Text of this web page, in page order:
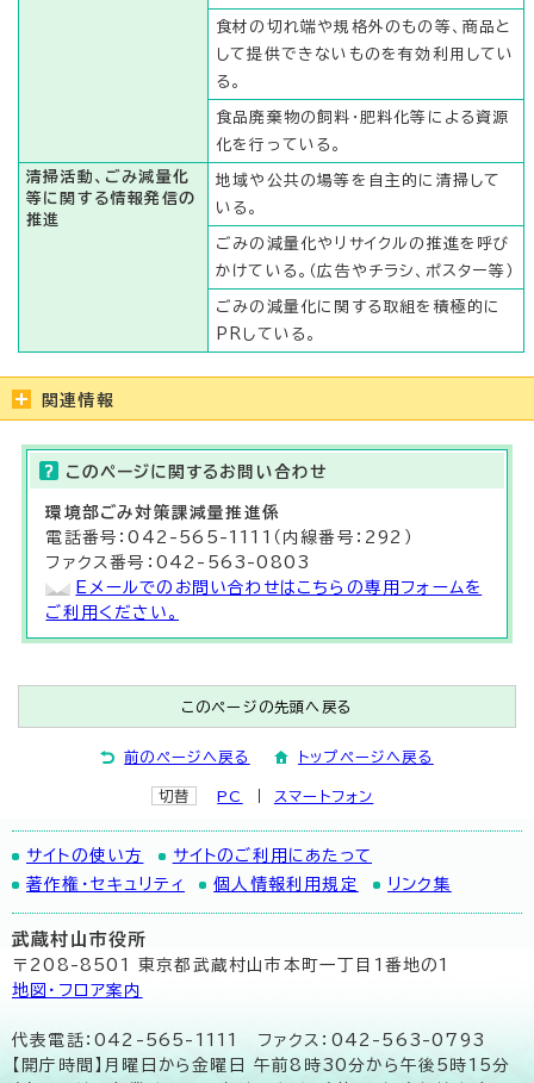
食材の切れ端や規格外のもの等、商品と
して提供できないものを有効利用してい
る。
食品廃棄物の飼料・肥料化等による資源
化を行っている。
清掃活動、ごみ減量化
等に関する情報発信の
推進
地域や公共の場等を自主的に清掃して
いる。
ごみの減量化やリサイクルの推進を呼び
かけている。（広告やチラシ、ポスター等）
ごみの減量化に関する取組を積極的に
PRしている。
関連情報
このページに関する お問い合わせ
環境部ごみ対策課減量推進係
電話番号：042-565-1111（内線番号：292）
ファクス番号：042-563-0803
Eメールでのお問い合わせはこちらの専用フォームを
ご利用ください。
このページの先頭へ戻る
前のページへ戻る トップページへ戻る
切替 PC スマートフォン
サイトの使い方
サイトのご利用にあたって
著作権・セキュリティ
個人情報利用規定 リンク集
武蔵村山市役所
〒208-8501 東京都武蔵村山市本町一丁目1番地の1
地図･フロア案内
代表電話：042-565-1111 ファクス：042-563-0793
【開庁時間】月曜日から金曜日 午前8時30分から午後5時15分